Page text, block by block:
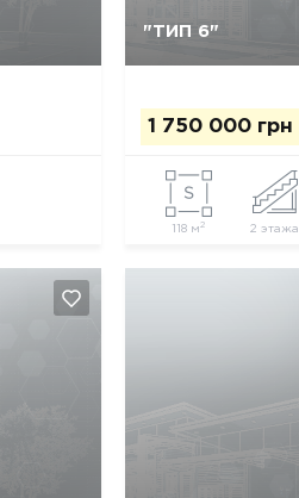
"ТИП 6"
1 750 000 грн
118 м2 2 этажа